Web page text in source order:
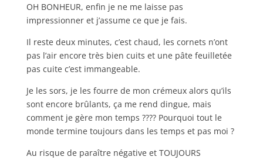
OH BONHEUR, enfin je ne me laisse pas
impressionner et j’assume ce que je fais.
Il reste deux minutes, c’est chaud, les cornets n’ont
pas l’air encore très bien cuits et une pâte feuilletée
pas cuite c’est immangeable.
Je les sors, je les fourre de mon crémeux alors qu’ils
sont encore brûlants, ça me rend dingue, mais
comment je gère mon temps ???? Pourquoi tout le
monde termine toujours dans les temps et pas moi ?
Au risque de paraître négative et TOUJOURS